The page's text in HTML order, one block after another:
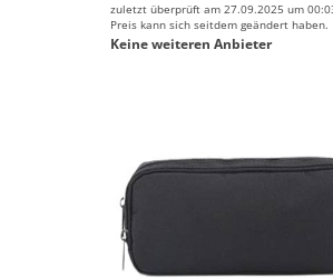
zuletzt überprüft am 27.09.2025 um
Preis kann sich seitdem geändert haben.
Keine weiteren Anbieter